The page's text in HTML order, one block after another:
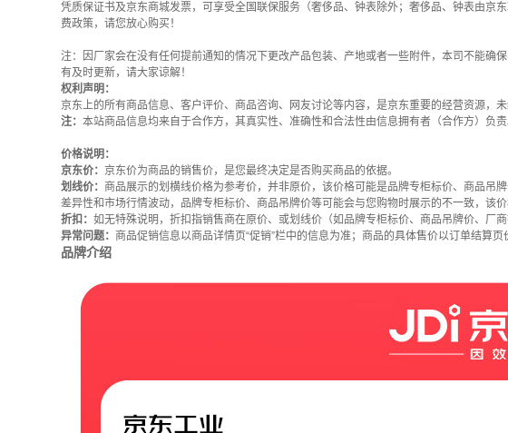
凭质保证书及京东商城发票，可享受全国联保服务（奢侈品、钟表除外；奢侈品、钟表由京
费政策，请您放心购买！
注：因厂家会在没有任何提前通知的情况下更改产品包装、产地或者一些附件，本司不能
有及时更新，请大家谅解！
权利声明：
京东上的所有商品信息、客户评价、商品咨询、网友讨论等内容，是京东重要的经营资源，未
注： 本站商品信息均来自于合作方，其真实性、准确性和合法性由信息拥有者（合作方）负
价格说明：
京东价： 京东价为商品的销售价，是您最终决定是否购买商品的依据。
划线价： 商品展示的划横线价格为参考价，并非原价，该价格可能是品牌专柜标价、商品吊
差异性和市场行情波动，品牌专柜标价、商品吊牌价等可能会与您购物时展示的不一致，该价
折扣： 如无特殊说明，折扣指销售商在原价、或划线价（如品牌专柜标价、商品吊牌价、厂
异常问题： 商品促销信息以商品详情页“促销”栏中的信息为准；商品的具体售价以订单结算
品牌介绍